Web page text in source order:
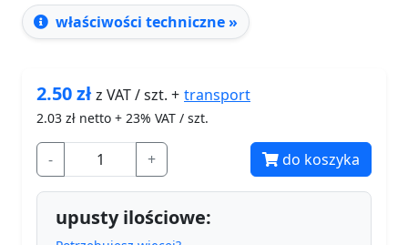
właściwości techniczne »
2.50złz VAT / szt. + transport
2.03 zł netto + 23% VAT / szt.
- + do koszyka
upusty ilościowe: